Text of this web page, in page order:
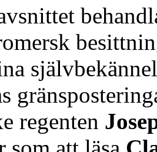
regenten